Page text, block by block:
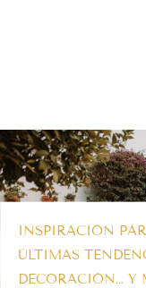
INSPIRACIÓN
ÚLTIMAS
DECORACIÓN… Y